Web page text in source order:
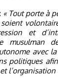
« Tout porte à
soient
et
musulman
avec
politiques
l’organisation